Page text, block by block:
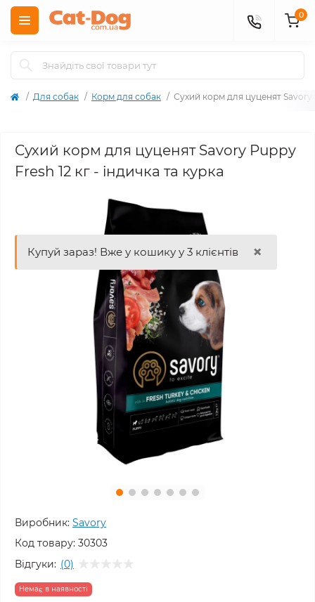
0
Для собак Корм для собак Сухий корм для цуценят Savory
Сухий корм для цуценят Savory Puppy
Fresh 12 кг - індичка та курка
Купуй зараз! Вже у кошику у 3 клієнтів ×
Виробник: Savory
Код товару: 30303
Відгуки: (0)
Немає в наявності